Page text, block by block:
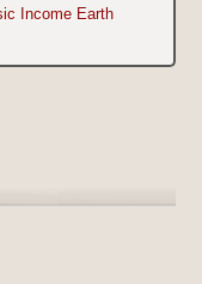
Income Earth